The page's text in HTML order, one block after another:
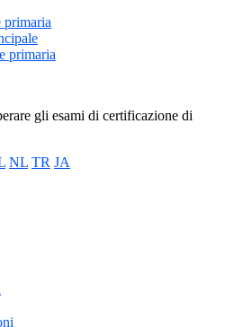
primaria
primaria
gli esami di certificazione di
NL TR JA